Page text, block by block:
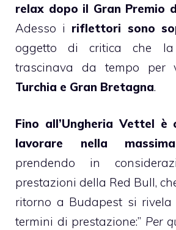
relax dopo il Gran Premio
Adesso i riflettori sono
oggetto di critica che
trascinava da tempo per
Turchia e Gran Bretagna.
Fino all’Ungheria Vettel
lavorare nella
prendendo in
prestazioni della Red Bull,
ritorno a Budapest si rivela
termini di prestazione:” Per